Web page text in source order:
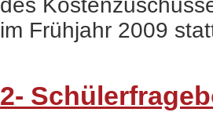
des
im Frühjahr 2009
2-